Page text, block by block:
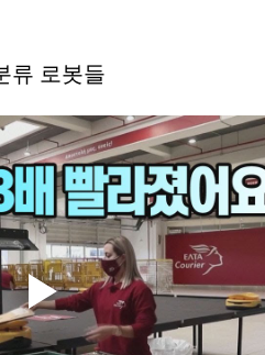
류 로봇들